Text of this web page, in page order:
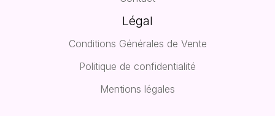
Légal
Conditions Générales de Vente
Politique de confidentialité
Mentions légales